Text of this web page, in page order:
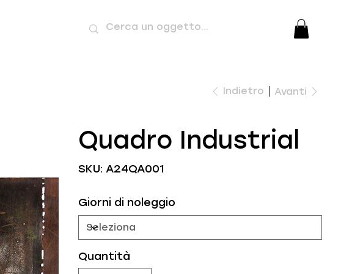
Indietro Avanti
Quadro Industrial
SKU:
SKU
A24QA001
A24QA001
Giorni di noleggio
Quantità